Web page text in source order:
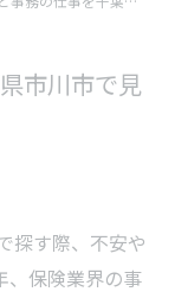
市川市で見
探す際、不安や
、保険業界の事